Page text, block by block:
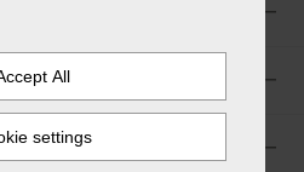
"LAIKS"